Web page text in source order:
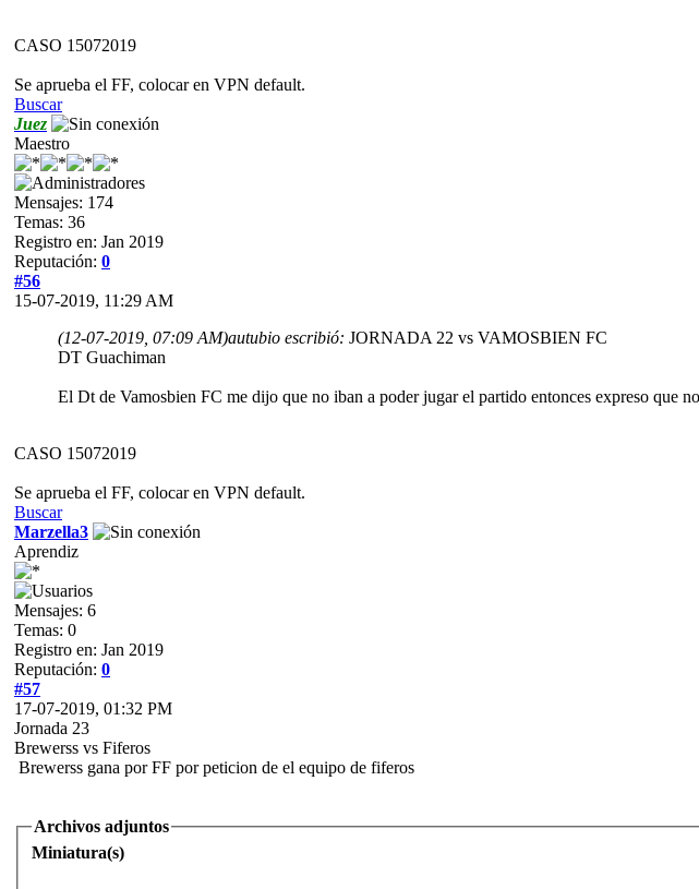
CASO 15072019
Se aprueba el FF, colocar en VPN default.
Buscar
Juez
Maestro
Mensajes: 174
Temas: 36
Registro en: Jan 2019
Reputación: 0
#56
15-07-2019, 11:29 AM
(12-07-2019, 07:09 AM)autubio escribió: JORNADA 22 vs VAMOSBIEN FC
DT Guachiman
El Dt de Vamosbien FC me dijo que no iban a poder jugar el partido entonces expreso que
CASO 15072019
Se aprueba el FF, colocar en VPN default.
Buscar
Marzella3
Aprendiz
Mensajes: 6
Temas: 0
Registro en: Jan 2019
Reputación: 0
#57
17-07-2019, 01:32 PM
Jornada 23
Brewerss vs Fiferos
Brewerss gana por FF por peticion de el equipo de fiferos
Archivos adjuntos
Miniatura(s)